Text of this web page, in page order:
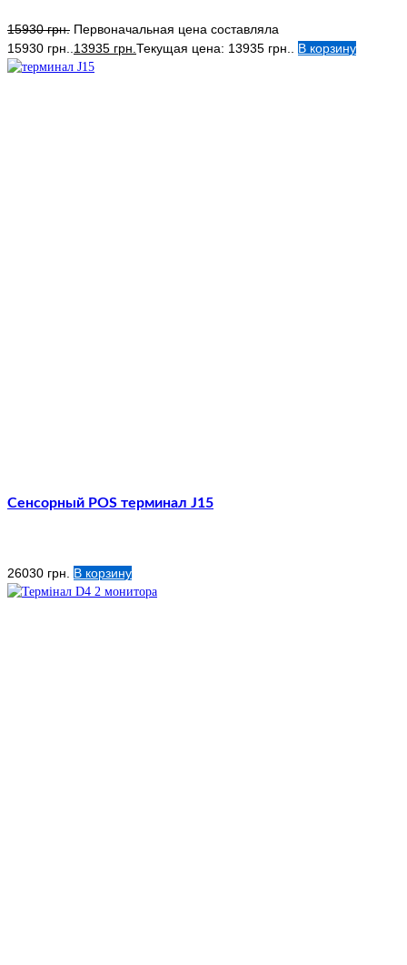
15930грн. Первоначальная цена составляла
15930 грн.. 13935 грн. Текущая цена: 13935 грн.. В корзину
Сенсорный POS терминал J15
26030 грн. В корзину